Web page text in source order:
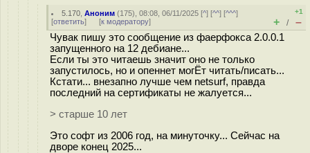
5.170 ,Аноним (175), 08:08, 06/11/2025 [^] [^^] [^^^]
[ответить] [к модератору]
+1
+ / –
Чувак пишу это сообщение из фаерфокса 2.0.0.1
запущенного на 12 дебиане...
Если ты это читаешь значит оно не только
запустилось, но и опеннет могЁт читать/писать...
Кстати... внезапно лучше чем netsurf, правда
последний на сертификаты не жалуется...
> старше 10 лет
Это софт из 2006 год, на минуточку... Сейчас на
дворе конец 2025...